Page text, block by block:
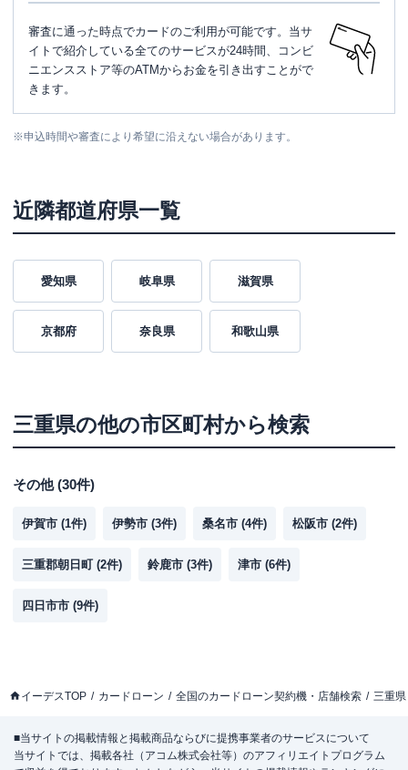
審査に通った時点でカードのご利用が可能です。当サ
イトで紹介している全てのサービスが24時間、コンビ
ニエンスストア等のATMからお金を引き出すことがで
きます。
※申込時間や審査により希望に沿えない場合があります。
近隣都道府県一覧
愛知県 岐阜県 滋賀県
京都府 奈良県 和歌山県
三重県の他の市区町村から検索
その他(30件)
伊賀市 (1件) 伊勢市 (3件) 桑名市 (4件) 松阪市 (2件)
三重郡朝日町 (2件) 鈴鹿市 (3件) 津市 (6件)
四日市市 (9件)
イーデスTOP カードローン 全国のカードローン契約機・店舗検索 三重県
■当サイトの掲載情報と掲載商品ならびに提携事業者のサービスについて
当サイトでは、掲載各社（アコム株式会社等）のアフィリエイトプログラム